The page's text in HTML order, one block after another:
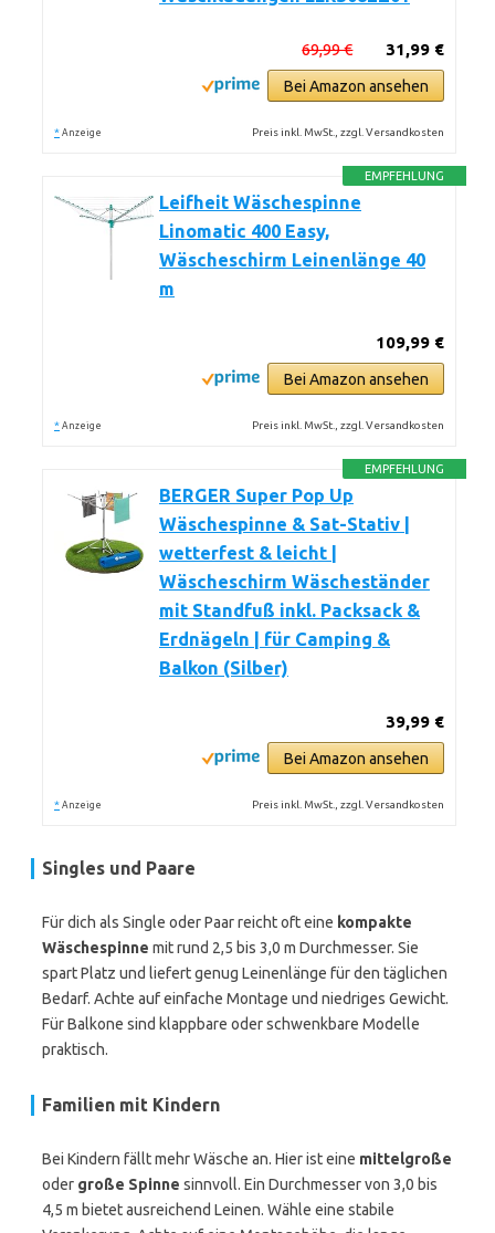
31,99 €
69,99 €
Bei Amazon ansehen
* Anzeige Preis inkl. MwSt., zzgl. Versandkosten
EMPFEHLUNG
Leifheit Wäschespinne
Linomatic 400 Easy,
Wäscheschirm Leinenlänge 40
m
109,99 €
Bei Amazon ansehen
* Anzeige Preis inkl. MwSt., zzgl. Versandkosten
EMPFEHLUNG
BERGER Super Pop Up
Wäschespinne & Sat-Stativ |
wetterfest & leicht |
Wäscheschirm Wäscheständer
mit Standfuß inkl. Packsack &
Erdnägeln | für Camping &
Balkon (Silber)
39,99 €
Bei Amazon ansehen
* Anzeige Preis inkl. MwSt., zzgl. Versandkosten
Singles und Paare
Für dich als Single oder Paar reicht oft eine kompakte
Wäschespinne mit rund 2,5 bis 3,0 m Durchmesser. Sie
spart Platz und liefert genug Leinenlänge für den täglichen
Bedarf. Achte auf einfache Montage und niedriges Gewicht.
Für Balkone sind klappbare oder schwenkbare Modelle
praktisch.
Familien mit Kindern
Bei Kindern fällt mehr Wäsche an. Hier ist eine mittelgroße
oder große Spinne sinnvoll. Ein Durchmesser von 3,0 bis
4,5 m bietet ausreichend Leinen. Wähle eine stabile